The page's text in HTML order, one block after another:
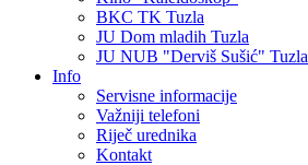
BKC TK Tuzla
JU Dom mladih Tuzla
JU NUB "Derviš Sušić" Tuzla
Info
Servisne informacije
Važniji telefoni
Riječ urednika
Kontakt